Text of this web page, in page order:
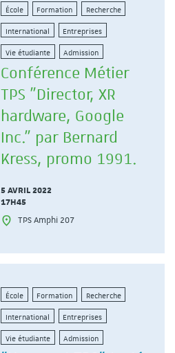
École Formation Recherche
International Entreprises
Vie étudiante Admission
Conférence Métier
TPS "Director, XR
hardware, Google
Inc." par Bernard
Kress, promo 1991.
5 AVRIL 2022
17H45
TPS Amphi 207
École Formation Recherche
International Entreprises
Vie étudiante Admission